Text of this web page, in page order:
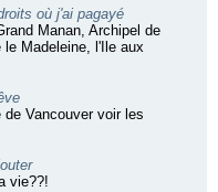
où j'ai pagayé
Manan, Archipel de
Madeleine, l'Ile aux
de Vancouver voir les
vie??!